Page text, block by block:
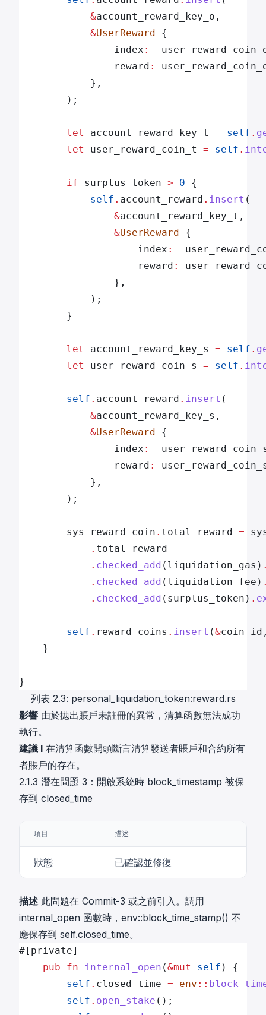
            &
account_reward_key_o,
            &
UserReward {
                index
:
                reward
:
            },
        );
        let
account_reward_key_t = self .
        let
user_reward_coin_t = self .
        if
surplus_token > 0 {
            self
. account_reward . insert (
                &
account_reward_key_t,
                &
UserReward {
                    index
:
                    reward
:
                },
            );
        }
        let
account_reward_key_s = self .
        let
user_reward_coin_s = self .
        self
. account_reward . insert (
            &
account_reward_key_s,
            &
UserReward {
                index
:
                reward
:
            },
        );
        sys_reward_coin
. total_reward =
            .
total_reward
            .
checked_add (liquidation_gas)
            .
checked_add (liquidation_fee)
            .
checked_add (surplus_token) .
        self
. reward_coins . insert (&
    }
}
列表 2.3: personal_liquidation_token:reward.rs
影響 由於拋出賬戶未註冊的異常，清算函數無法成功
執行。
建議 I 在清算函數開頭斷言清算發送者賬戶和合約所有
者賬戶的存在。
2.1.3 潛在問題 3：開啟系統時 block_timestamp 被保
存到 closed_time
項目 描述
狀態 已確認並修復
描述 此問題在 Commit-3 或之前引入。調用
internal_open 函數時，env::block_time_stamp() 不
應保存到 self.closed_time。
#[private]
    pub
fn internal_open (&mut self ) {
        self
. closed_time = env ::
        self
. open_stake ();